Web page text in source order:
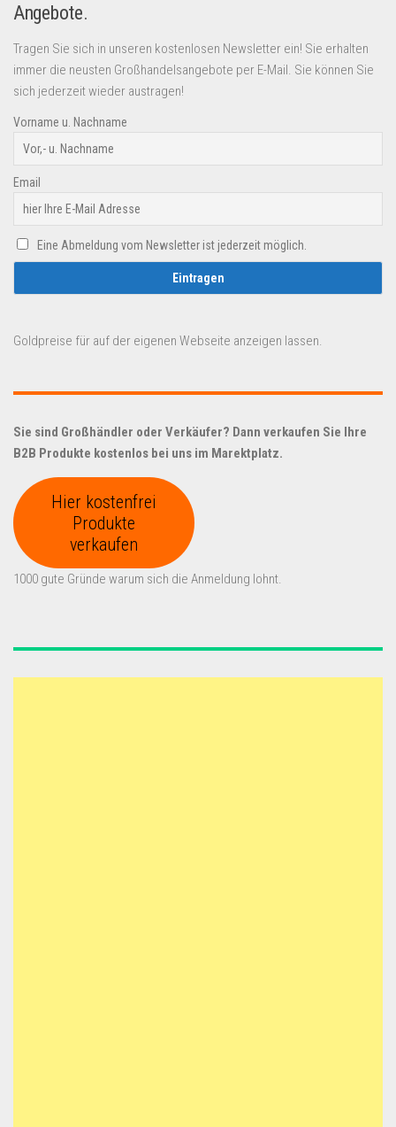
Angebote.
Tragen Sie sich in unseren kostenlosen Newsletter ein! Sie erhalten
immer die neusten Großhandelsangebote per E-Mail. Sie können Sie
sich jederzeit wieder austragen!
Vorname u. Nachname
Email
Eine Abmeldung vom Newsletter ist jederzeit möglich.
Goldpreise für auf der eigenen Webseite anzeigen lassen.
Sie sind Großhändler oder Verkäufer? Dann verkaufen Sie Ihre
B2B Produkte kostenlos bei uns im Marektplatz.
Hier kostenfrei
Produkte
verkaufen
1000 gute Gründe warum sich die Anmeldung lohnt.